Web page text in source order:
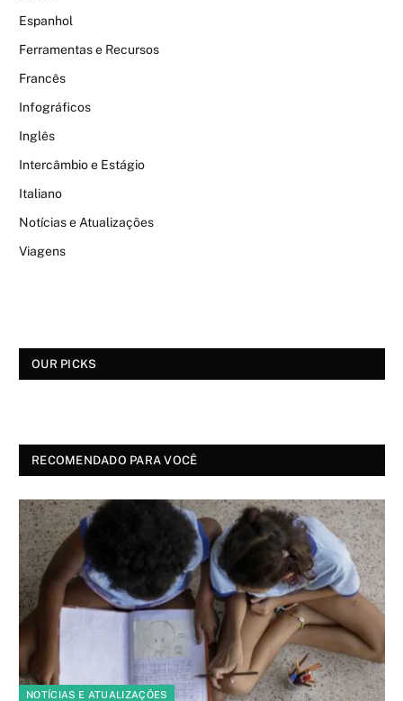
Espanhol
Ferramentas e Recursos
Francês
Infográficos
Inglês
Intercâmbio e Estágio
Italiano
Notícias e Atualizações
Viagens
OUR PICKS
RECOMENDADO PARA VOCÊ
NOTÍCIAS E ATUALIZAÇÕES